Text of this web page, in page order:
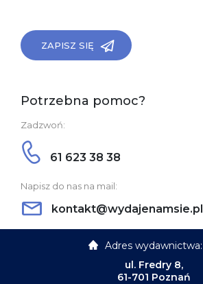
ZAPISZ SIĘ
Potrzebna pomoc?
Zadzwoń:
61 623 38 38
Napisz do nas na mail:
kontakt@wydajenamsie.pl
Adres wydawnictwa:
ul. Fredry 8,
61-701 Poznań